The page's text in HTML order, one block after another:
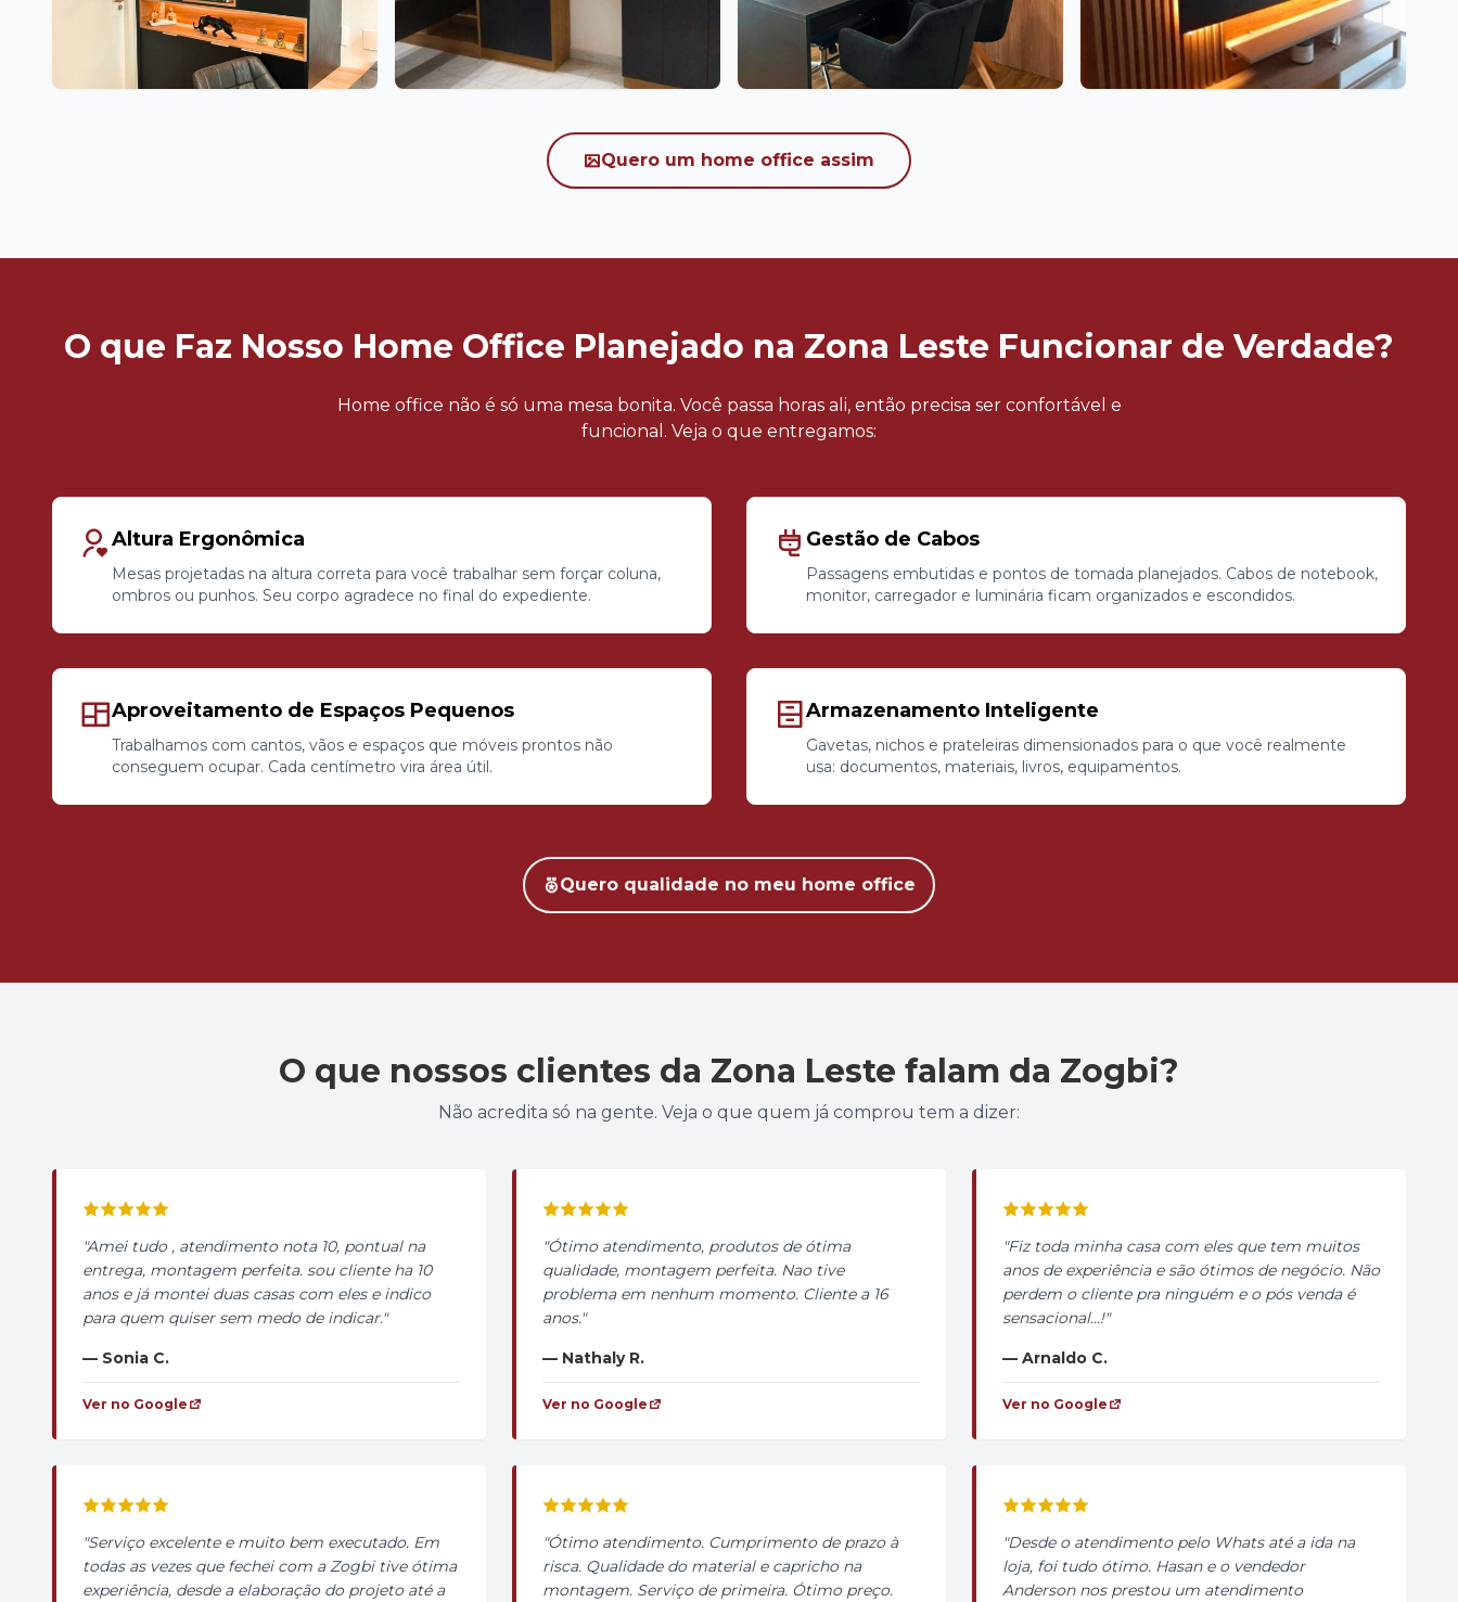
Quero um home office assim
O que Faz Nosso Home Office Planejado na Zona Leste Funcionar de Verdade?
Home office não é só uma mesa bonita. Você passa horas ali, então precisa ser confortável e
funcional. Veja o que entregamos:
Altura Ergonômica
Mesas projetadas na altura correta para você trabalhar sem forçar coluna,
ombros ou punhos. Seu corpo agradece no final do expediente.
Gestão de Cabos
Passagens embutidas e pontos de tomada planejados. Cabos de notebook,
monitor, carregador e luminária ficam organizados e escondidos.
Aproveitamento de Espaços Pequenos
Trabalhamos com cantos, vãos e espaços que móveis prontos não
conseguem ocupar. Cada centímetro vira área útil.
Armazenamento Inteligente
Gavetas, nichos e prateleiras dimensionados para o que você realmente
usa: documentos, materiais, livros, equipamentos.
Quero qualidade no meu home office
O que nossos clientes da Zona Leste falam da Zogbi?
Não acredita só na gente. Veja o que quem já comprou tem a dizer:
"Amei tudo , atendimento nota 10, pontual na
entrega, montagem perfeita. sou cliente ha 10
anos e já montei duas casas com eles e indico
para quem quiser sem medo de indicar."
— Sonia C.
Ver no Google
"Ótimo atendimento, produtos de ótima
qualidade, montagem perfeita. Nao tive
problema em nenhum momento. Cliente a 16
anos."
— Nathaly R.
Ver no Google
"Fiz toda minha casa com eles que tem muitos
anos de experiência e são ótimos de negócio. Não
perdem o cliente pra ninguém e o pós venda é
sensacional…!"
— Arnaldo C.
Ver no Google
"Serviço excelente e muito bem executado. Em
todas as vezes que fechei com a Zogbi tive ótima
experiência, desde a elaboração do projeto até a
"Ótimo atendimento. Cumprimento de prazo à
risca. Qualidade do material e capricho na
montagem. Serviço de primeira. Ótimo preço.
"Desde o atendimento pelo Whats até a ida na
loja, foi tudo ótimo. Hasan e o vendedor
Anderson nos prestou um atendimento